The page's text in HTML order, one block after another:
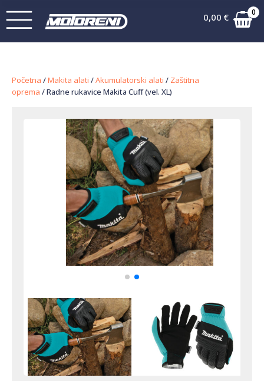
0,00 € 0
Početna /Makita alati /Akumulatorski alati / Zaštitna
oprema / Radne rukavice Makita Cuff (vel. XL)